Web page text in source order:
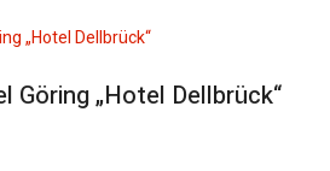
Göring „Hotel Dellbrück“